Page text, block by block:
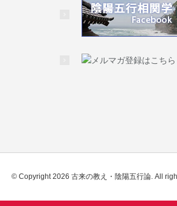
© Copyright 2026 古来の教え・陰陽五行論. All